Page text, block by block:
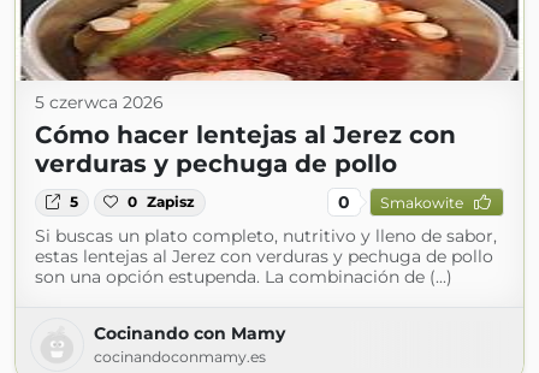
5 czerwca 2026
Cómo hacer lentejas al Jerez con
verduras y pechuga de pollo
5 0 Zapisz 0 Smakowite
Si buscas un plato completo, nutritivo y lleno de sabor,
estas lentejas al Jerez con verduras y pechuga de pollo
son una opción estupenda. La combinación de (...)
Cocinando con Mamy
cocinandoconmamy.es